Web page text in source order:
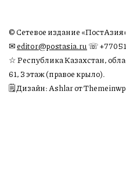
© Сетевое издание
✉︎editor@postasia.ru ☏
☆ Республика Казахстан,
61, 3 этаж (правое крыло).
🗒 Дизайн: Ashlar от Themeinwp